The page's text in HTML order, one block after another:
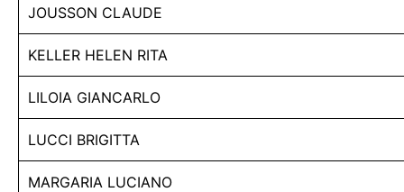
JOUSSON CLAUDE
KELLER HELEN RITA
LILOIA GIANCARLO
LUCCI BRIGITTA
MARGARIA LUCIANO